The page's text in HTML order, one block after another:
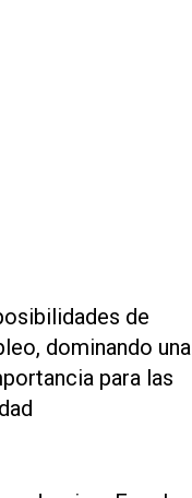
de
dominando una
para las